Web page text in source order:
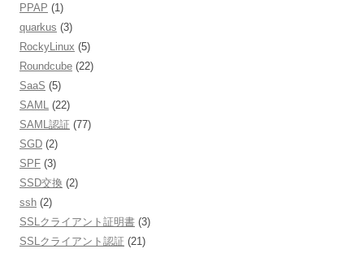
PPAP (1)
quarkus (3)
RockyLinux (5)
Roundcube (22)
SaaS (5)
SAML (22)
SAML認証 (77)
SGD (2)
SPF (3)
SSD交換 (2)
ssh (2)
SSLクライアント証明書 (3)
SSLクライアント認証 (21)